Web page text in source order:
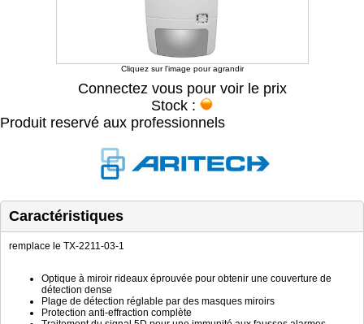
Cliquez sur l'image pour agrandir
Connectez vous pour voir le prix
Stock :
Produit reservé aux professionnels
Caractéristiques
remplace le TX-2211-03-1
Optique à miroir rideaux éprouvée pour obtenir une couverture de
détection dense
Plage de détection réglable par des masques miroirs
Protection anti-effraction complète